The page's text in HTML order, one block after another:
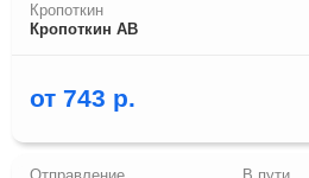
Кропоткин
Кропоткин АВ
от 743 р.